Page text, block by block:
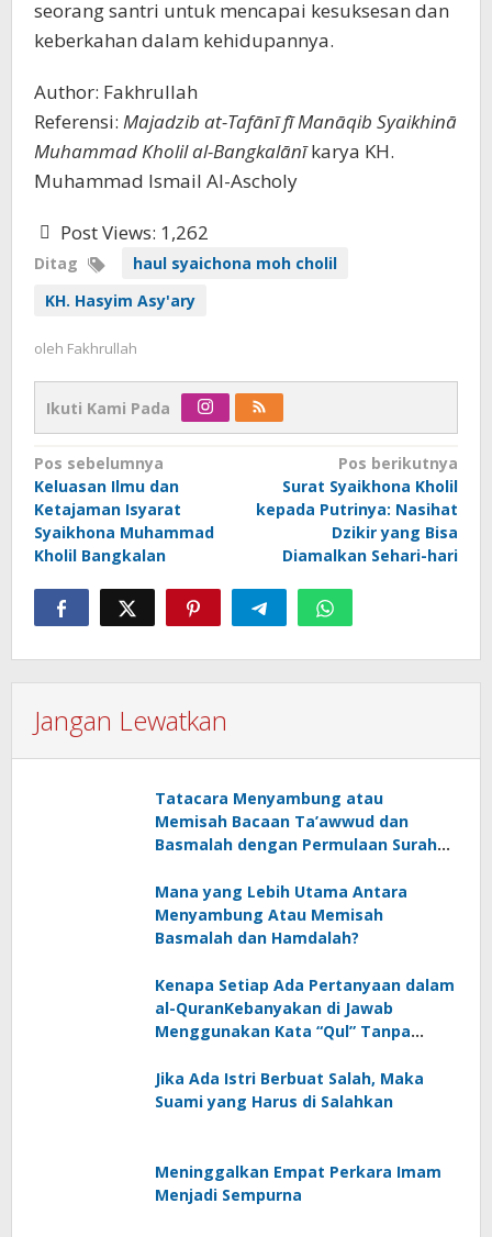
seorang santri untuk mencapai kesuksesan dan
keberkahan dalam kehidupannya.
Author: Fakhrullah
Referensi: Majadzib at-Tafānī fī Manāqib Syaikhinā
Muhammad Kholil al-Bangkalānīkarya KH.
Muhammad Ismail Al-Ascholy
Post Views: 1,262
Ditag
haul syaichona moh cholil
KH. Hasyim Asy'ary
oleh Fakhrullah
Ikuti Kami Pada
Navigasi
pos
Pos sebelumnya
Keluasan Ilmu dan
Ketajaman Isyarat
Syaikhona Muhammad
Kholil Bangkalan
Pos berikutnya
Surat Syaikhona Kholil
kepada Putrinya: Nasihat
Dzikir yang Bisa
Diamalkan Sehari-hari
Jangan Lewatkan
Tatacara Menyambung atau
Memisah Bacaan Ta’awwud dan
Basmalah dengan Permulaan Surah
Mana yang Lebih Utama Antara
Menyambung Atau Memisah
Basmalah dan Hamdalah?
Kenapa Setiap Ada Pertanyaan dalam
al-QuranKebanyakan di Jawab
Menggunakan Kata “Qul” Tanpa
Jika Ada Istri Berbuat Salah, Maka
Suami yang Harus di Salahkan
Meninggalkan Empat Perkara Imam
Menjadi Sempurna